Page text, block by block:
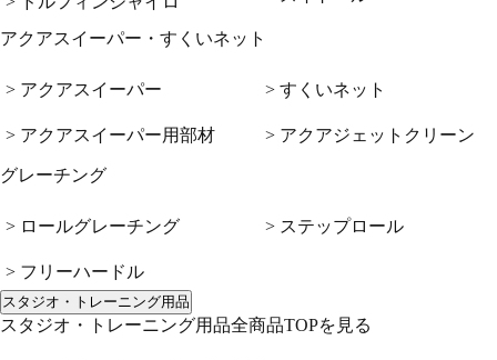
アクアスイーパー・すくいネット
> アクアスイーパー
> アクアスイーパー用部材
> すくいネット
> アクアジェットクリーン
グレーチング
> ロールグレーチング
> フリーハードル
> ステップロール
スタジオ・トレーニング用品
スタジオ・トレーニング用品全商品TOPを見る